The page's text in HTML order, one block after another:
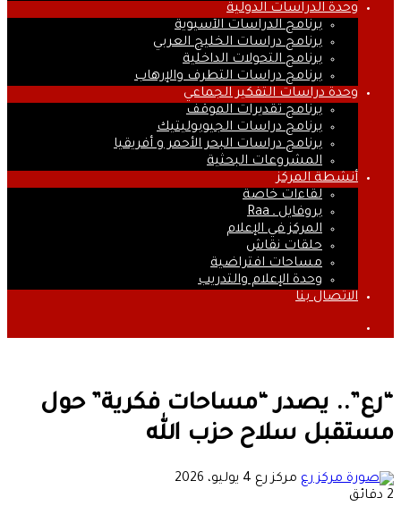
وحدة الدراسات الدولية
برنامج الدراسات الآسيوية
برنامج دراسات الخليج العربي
برنامج التحولات الداخلية
برنامج دراسات التطرف والإرهاب
وحدة دراسات التفكير الجماعي
برنامج تقديرات الموقف
برنامج دراسات الجيوبوليتيك
برنامج دراسات البحر الأحمر و أفريقيا
المشروعات البحثية
أنشطة المركز
لقاءات خاصة
بروفايل ـ Raa
المركز في الإعلام
حلقات نقاش
مساحات افتراضية
وحدة الإعلام والتدريب
الاتصال بنا
“رع”.. يصدر “مساحات فكرية” حول
مستقبل سلاح حزب الله
مركز رع أرسل
4 يوليو، 2026
2 دقائق